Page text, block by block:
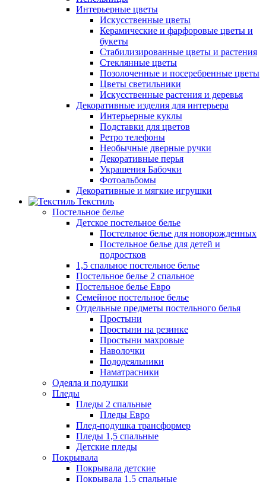
Интерьерные цветы
Искусственные цветы
Керамические и фарфоровые цветы и
букеты
Стабилизированные цветы и растения
Стеклянные цветы
Позолоченные и посеребренные цветы
Цветы светильники
Искусственные растения и деревья
Декоративные изделия для интерьера
Интерьерные куклы
Подставки для цветов
Ретро телефоны
Необычные дверные ручки
Декоративные перья
Украшения Бабочки
Фотоальбомы
Декоративные и мягкие игрушки
Текстиль
Постельное белье
Детское постельное белье
Постельное белье для новорожденных
Постельное белье для детей и
подростков
1,5 спальное постельное белье
Постельное белье 2 спальное
Постельное белье Евро
Семейное постельное белье
Отдельные предметы постельного белья
Простыни
Простыни на резинке
Простыни махровые
Наволочки
Пододеяльники
Наматрасники
Одеяла и подушки
Пледы
Пледы 2 спальные
Пледы Евро
Плед-подушка трансформер
Пледы 1,5 спальные
Детские пледы
Покрывала
Покрывала детские
Покрывала 1,5 спальные